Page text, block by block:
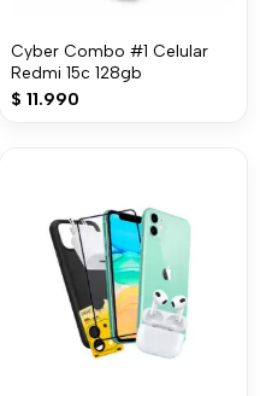
Cyber Combo #1 Celular
Redmi 15c 128gb
$ 11.990